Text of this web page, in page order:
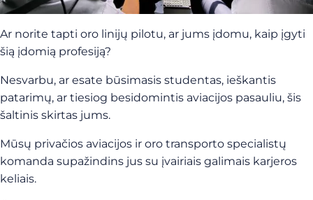
Ar norite tapti oro linijų pilotu, ar jums įdomu, kaip įgyti
šią įdomią profesiją?
Nesvarbu, ar esate būsimasis studentas, ieškantis
patarimų, ar tiesiog besidomintis aviacijos pasauliu, šis
šaltinis skirtas jums.
Mūsų privačios aviacijos ir oro transporto specialistų
komanda supažindins jus su įvairiais galimais karjeros
keliais.